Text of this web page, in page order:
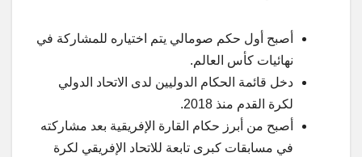
أصبح أول حكم صومالي يتم اختياره للمشاركة في
نهائيات كأس العالم.
دخل قائمة الحكام الدوليين لدى الاتحاد الدولي
لكرة القدم منذ 2018.
أصبح من أبرز حكام القارة الإفريقية بعد مشاركته
في مسابقات كبرى تابعة للاتحاد الإفريقي لكرة